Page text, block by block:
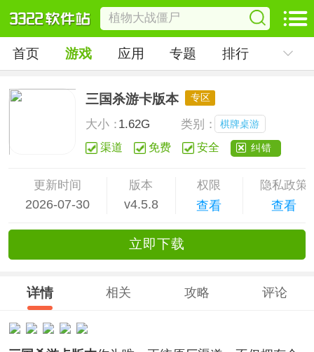
首页 游戏 应用 专题 排行
三国杀游卡版本 专区
大小：1.62G 类别： 棋牌桌游
渠道 免费 安全 纠错
更新时间
2026-07-30
版本
v4.5.8
权限
查看
隐私政策
查看
立即下载
详情 相关 攻略 评论